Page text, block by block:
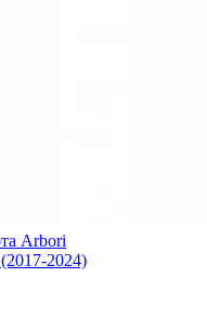
Arbori
2024)